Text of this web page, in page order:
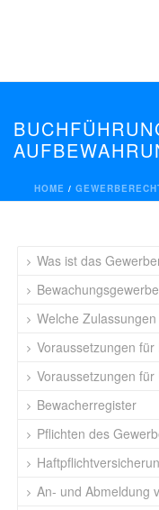
HOME /
Was ist das
Welche
Voraussetzungen
Voraussetzungen
Bewacherregister
Pflichten des
An- und Abmeldung